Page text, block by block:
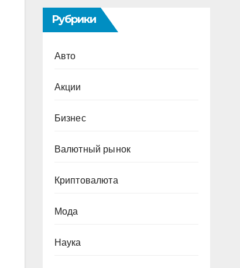
Рубрики
Авто
Акции
Бизнес
Валютный рынок
Криптовалюта
Мода
Наука